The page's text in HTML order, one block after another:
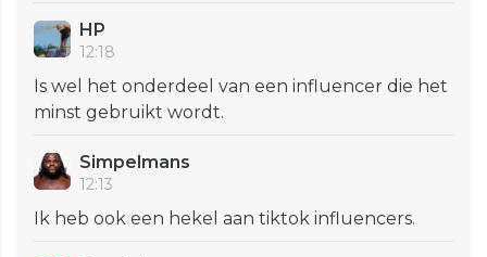
HP
12:18
Is wel het onderdeel van een influencer die het
minst gebruikt wordt.
Simpelmans
12:13
Ik heb ook een hekel aan tiktok influencers.